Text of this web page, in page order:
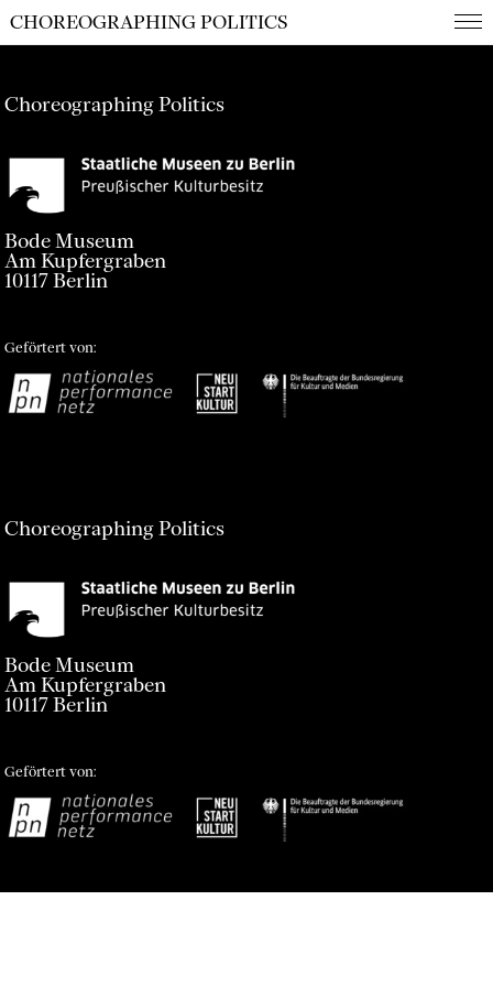
CHOREOGRAPHING POLITICS
Choreographing Politics
Bode Museum
Am Kupfergraben
10117 Berlin
Geförtert von:
Choreographing Politics
Bode Museum
Am Kupfergraben
10117 Berlin
Geförtert von: